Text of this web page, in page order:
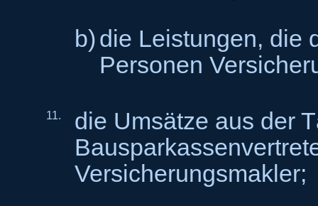
b)die Leistungen, die
Personen
11.
die Umsätze aus der
Versicherungsmakler;